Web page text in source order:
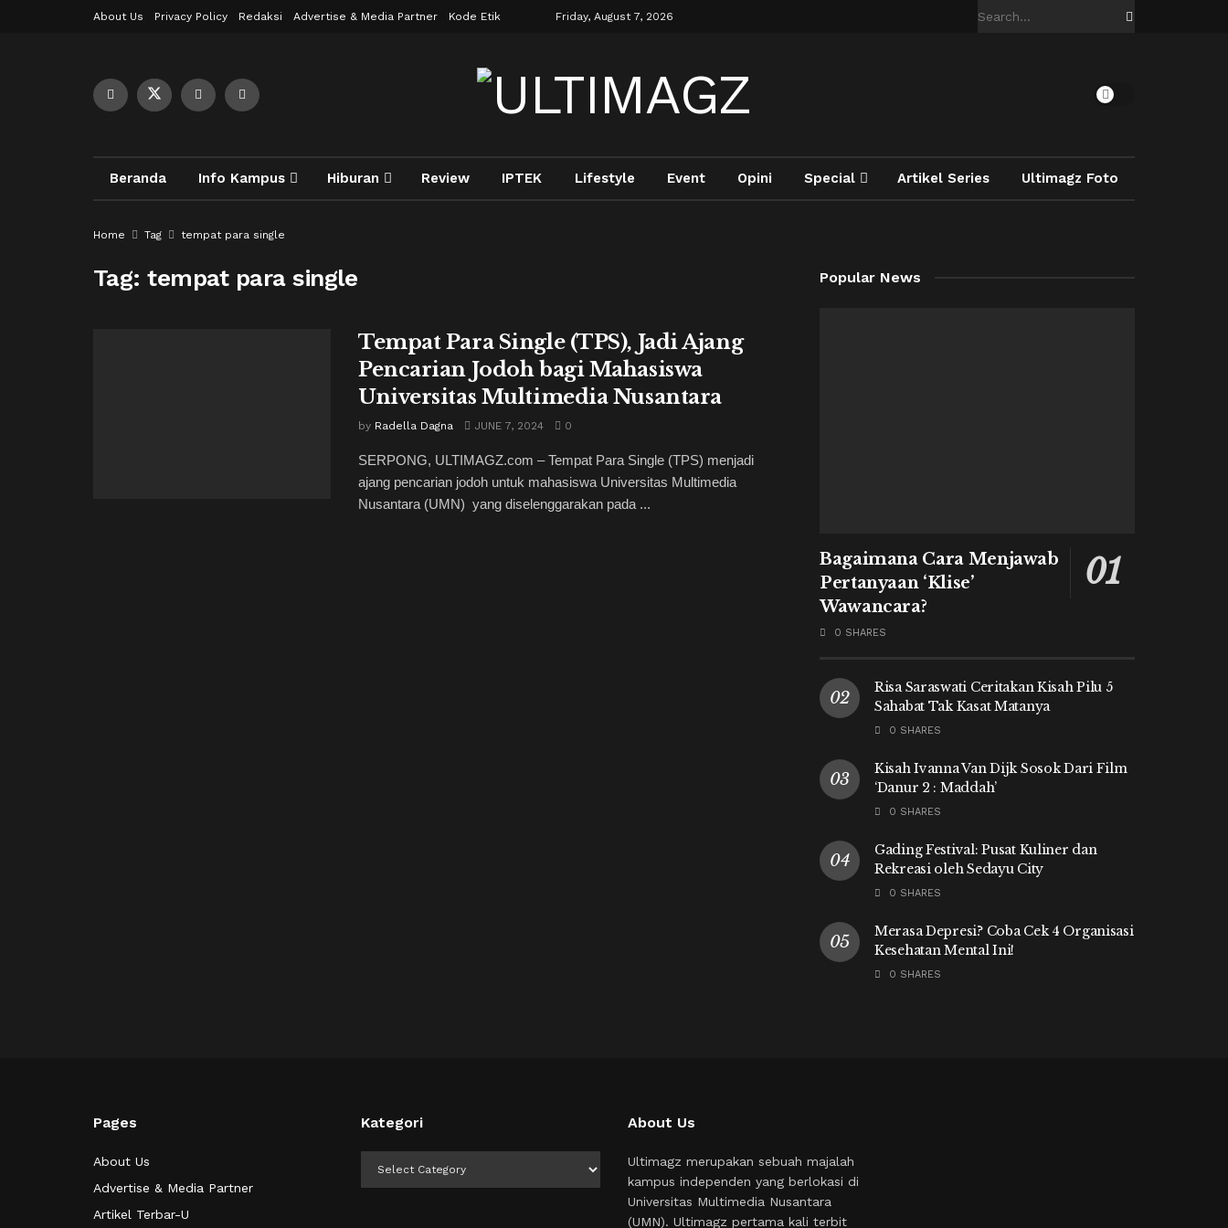
About Us Privacy Policy Redaksi Advertise & Media Partner Kode Etik Friday, August 7, 2026
Beranda Info Kampus Hiburan Review IPTEK Lifestyle Event Opini Special Artikel Series Ultimagz Foto
Home Tag tempat para single
Tag:tempat para single
Tempat Para Single (TPS), Jadi Ajang
Pencarian Jodoh bagi Mahasiswa
Universitas Multimedia Nusantara
by Radella Dagna JUNE 7, 2024 0
SERPONG, ULTIMAGZ.com – Tempat Para Single (TPS) menjadi
ajang pencarian jodoh untuk mahasiswa Universitas Multimedia
Nusantara (UMN) yang diselenggarakan pada ...
Popular News
Bagaimana Cara Menjawab
Pertanyaan ‘Klise’
Wawancara?
0 SHARES
Risa Saraswati Ceritakan Kisah Pilu 5
Sahabat Tak Kasat Matanya
0 SHARES
Kisah Ivanna Van Dijk Sosok Dari Film
‘Danur 2 : Maddah’
0 SHARES
Gading Festival: Pusat Kuliner dan
Rekreasi oleh Sedayu City
0 SHARES
Merasa Depresi? Coba Cek 4 Organisasi
Kesehatan Mental Ini!
0 SHARES
Pages
About Us
Advertise & Media Partner
Artikel Terbar-U
Kategori About Us
Ultimagz merupakan sebuah majalah
kampus independen yang berlokasi di
Universitas Multimedia Nusantara
(UMN). Ultimagz pertama kali terbit